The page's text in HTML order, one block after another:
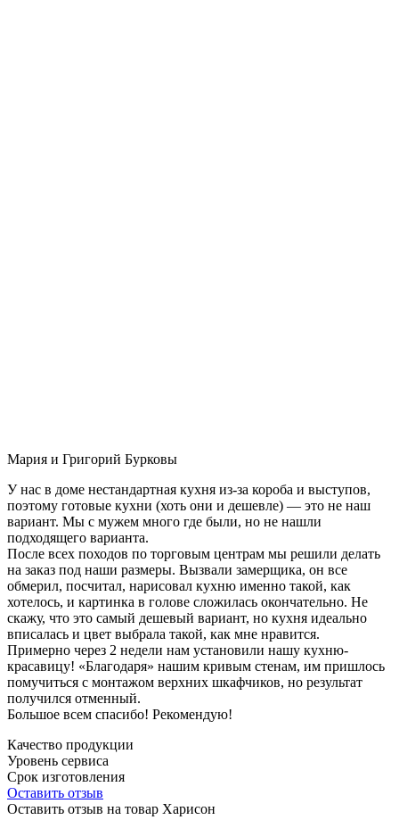
Мария и Григорий Бурковы
У нас в доме нестандартная кухня из-за короба и выступов,
поэтому готовые кухни (хоть они и дешевле) — это не наш
вариант. Мы с мужем много где были, но не нашли
подходящего варианта.
После всех походов по торговым центрам мы решили делать
на заказ под наши размеры. Вызвали замерщика, он все
обмерил, посчитал, нарисовал кухню именно такой, как
хотелось, и картинка в голове сложилась окончательно. Не
скажу, что это самый дешевый вариант, но кухня идеально
вписалась и цвет выбрала такой, как мне нравится.
Примерно через 2 недели нам установили нашу кухню-
красавицу! «Благодаря» нашим кривым стенам, им пришлось
помучиться с монтажом верхних шкафчиков, но результат
получился отменный.
Большое всем спасибо! Рекомендую!
Качество продукции
Уровень сервиса
Срок изготовления
Оставить отзыв
Оставить отзыв на товар Харисон